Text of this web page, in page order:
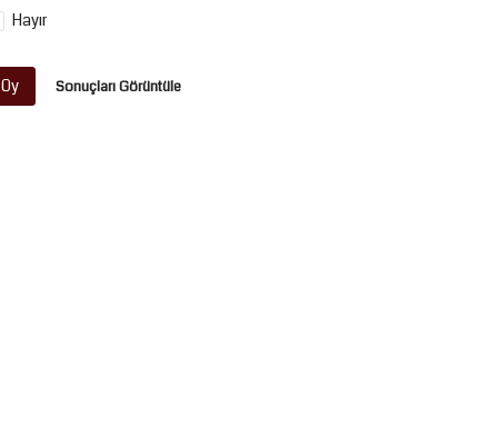
Hayır
Oy Sonuçları Görüntüle